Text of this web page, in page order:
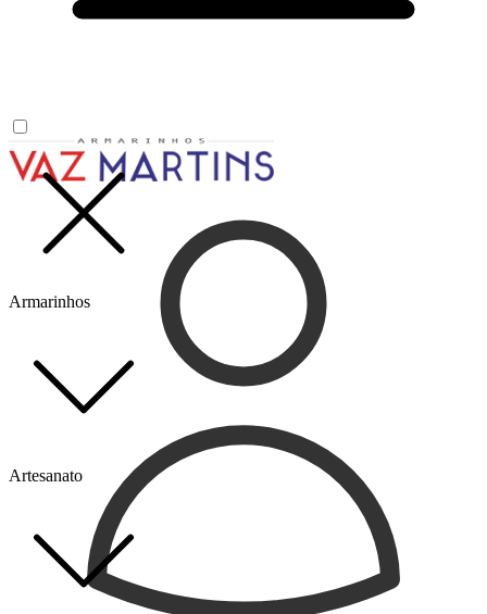
Armarinhos
Artesanato